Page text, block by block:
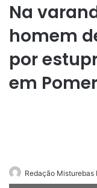
Na
homem
por
em
Redação Misturebas